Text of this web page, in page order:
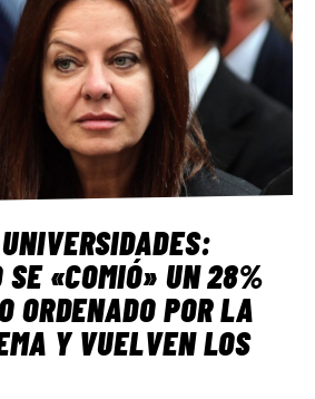
UNIVERSIDADES:
«COMIÓ» UN 28%
ORDENADO POR LA
Y VUELVEN LOS